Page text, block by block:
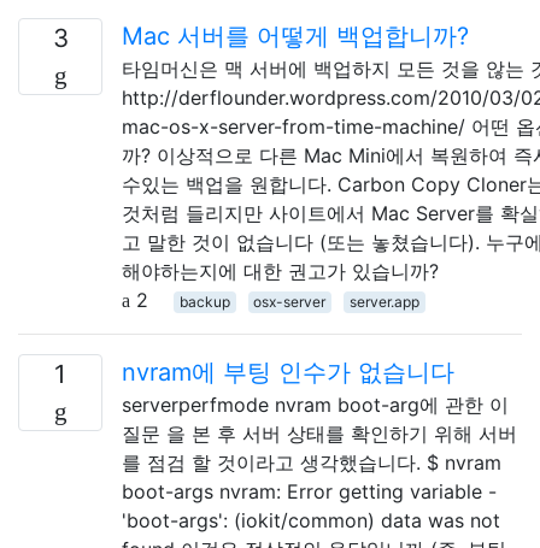
3 Mac 서버를 어떻게 백업합니까?
타임머신은 맥 서버에 백업하지 모든 것을 않는
http://derflounder.wordpress.com/2010/03/
mac-os-x-server-from-time-machine/ 어떤 옵
까? 이상적으로 다른 Mac Mini에서 복원하여 즉
수있는 백업을 원합니다. Carbon Copy Cloner
것처럼 들리지만 사이트에서 Mac Server를 확
고 말한 것이 없습니다 (또는 놓쳤습니다). 누구
해야하는지에 대한 권고가 있습니까?
2
backup osx-server server.app
1 nvram에 부팅 인수가 없습니다
serverperfmode nvram boot-arg에 관한 이
질문 을 본 후 서버 상태를 확인하기 위해 서버
를 점검 할 것이라고 생각했습니다. $ nvram
boot-args nvram: Error getting variable -
'boot-args': (iokit/common) data was not